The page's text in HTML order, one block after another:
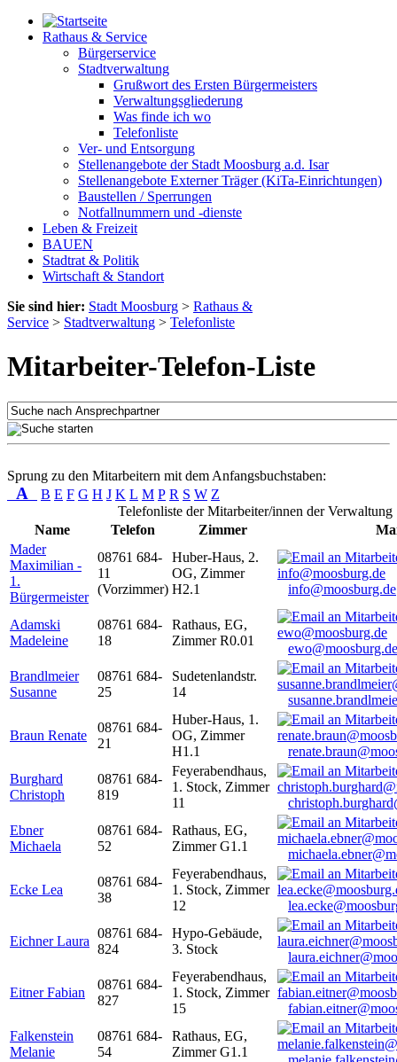
Rathaus & Service
Bürgerservice
Stadtverwaltung
Grußwort des Ersten Bürgermeisters
Verwaltungsgliederung
Was finde ich wo
Telefonliste
Ver- und Entsorgung
Stellenangebote der Stadt Moosburg a.d. Isar
Stellenangebote Externer Träger (KiTa-Einrichtungen)
Baustellen / Sperrungen
Notfallnummern und -dienste
Leben & Freizeit
BAUEN
Stadtrat & Politik
Wirtschaft & Standort
Sie sind hier: Stadt Moosburg > Rathaus &
Service > Stadtverwaltung > Telefonliste
Mitarbeiter-Telefon-Liste
Sprung zu den Mitarbeitern mit dem Anfangsbuchstaben:
A B E F G H J K L M P R S W Z
Telefonliste der Mitarbeiter/innen der Verwaltung
Name
Telefon Zimmer
Mader
Maximilian -
1.
Bürgermeister
08761 684-
11
(Vorzimmer)
Huber-Haus, 2.
OG, Zimmer
H2.1
info@moosburg.de
Adamski
Madeleine
08761 684-
18
Rathaus, EG,
Zimmer R0.01
ewo@moosburg.de
Brandlmeier
Susanne
08761 684-
25
Sudetenlandstr.
14
Braun Renate
08761 684-
21
Huber-Haus, 1.
OG, Zimmer
H1.1
Burghard
Christoph
08761 684-
819
Feyerabendhaus,
1. Stock, Zimmer
11
Ebner
Michaela
08761 684-
52
Rathaus, EG,
Zimmer G1.1
Ecke Lea
08761 684-
38
Feyerabendhaus,
1. Stock, Zimmer
12
Eichner Laura
08761 684-
824
Hypo-Gebäude,
3. Stock
Eitner Fabian
08761 684-
827
Feyerabendhaus,
1. Stock, Zimmer
15
Falkenstein
Melanie
08761 684-
54
Rathaus, EG,
Zimmer G1.1